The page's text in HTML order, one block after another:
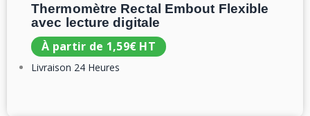
Thermomètre Rectal Embout Flexible
avec lecture digitale
À partir de 1,59€ HT
Livraison 24 Heures